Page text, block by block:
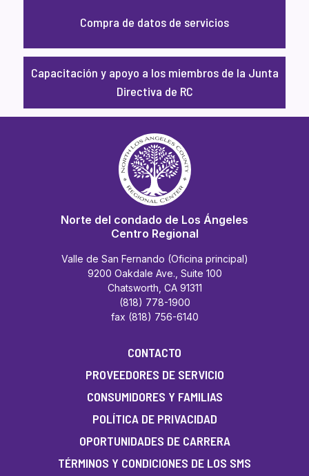
Compra de datos de servicios
Capacitación y apoyo a los miembros de la Junta
Directiva de RC
Norte del condado de Los Ángeles
Centro Regional
Valle de San Fernando (Oficina principal)
9200 Oakdale Ave., Suite 100
Chatsworth, CA 91311
(818) 778-1900
fax (818) 756-6140
CONTACTO
PROVEEDORES DE SERVICIO
CONSUMIDORES Y FAMILIAS
POLÍTICA DE PRIVACIDAD
OPORTUNIDADES DE CARRERA
TÉRMINOS Y CONDICIONES DE LOS SMS